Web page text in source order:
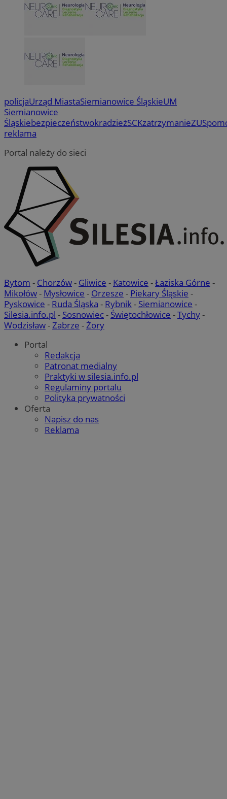
policjaUrząd MiastaSiemianowice ŚląskieUM
Siemianowice
ŚląskiebezpieczeństwokradzieżSCKzatrzymanieZUS
reklama
Portal należy do sieci
Bytom - Chorzów- Gliwice - Katowice -Łaziska Górne -
Mikołów- Mysłowice - Orzesze - Piekary Śląskie -
Pyskowice - Ruda Śląska - Rybnik- Siemianowice -
Silesia.info.pl - Sosnowiec- Świętochłowice -Tychy-
Wodzisław-Zabrze -Żory
Portal
Redakcja
Patronat medialny
Praktyki w silesia.info.pl
Regulaminy portalu
Polityka prywatności
Oferta
Napisz do nas
Reklama